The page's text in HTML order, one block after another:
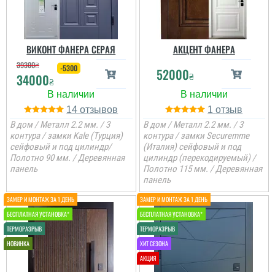
Аліна
ВИКОНТ ФАНЕРА СЕРАЯ
39300₴
34000₴
-5300
14
В дом / Металл 2.2 мм. / 3
контура / замки Kale (Турция)
сейфовый и под цилиндр/
Полотно 90 мм. / Деревянная
панель
АКЦЕНТ ФАНЕРА
52000₴
1
В дом / Металл 2.2 мм. / 3
контура / замки Securemme
(Италия) сейфовый и под
цилиндр (перекодируемый) /
Полотно 115 мм. / Деревянная
панель